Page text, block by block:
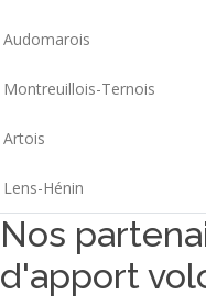
Audomarois
Montreuillois-Ternois
Artois
Lens-Hénin
Nos
d'apport